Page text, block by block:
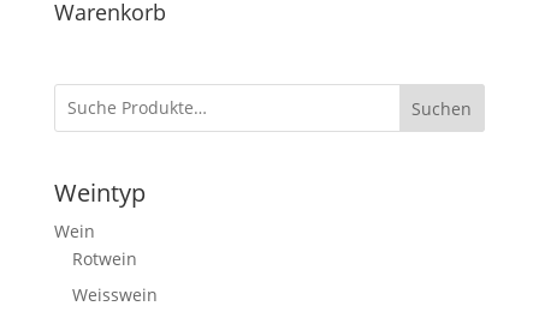
Warenkorb
Suchen
Weintyp
Wein
Rotwein
Weisswein